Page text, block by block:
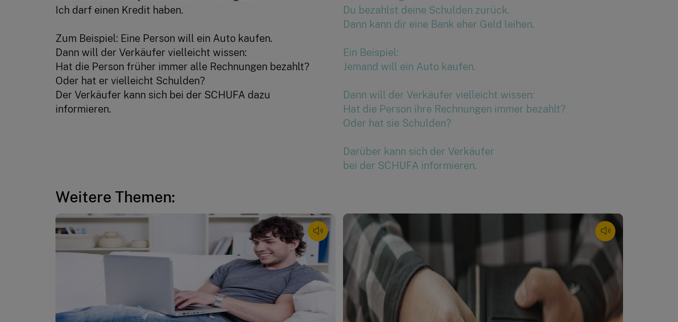
Ich darf einen Kredit haben.
Zum Beispiel: Eine Person will ein Auto kaufen.
Dann will der Verkäufer vielleicht wissen:
Hat die Person früher immer alle Rechnungen bezahlt?
Oder hat er vielleicht Schulden?
Der Verkäufer kann sich bei der SCHUFA dazu
informieren.
Du bezahlst deine Schulden zurück.
Dann kann dir eine Bank eher Geld leihen.
Ein Beispiel:
Jemand will ein Auto kaufen.
Dann will der Verkäufer vielleicht wissen:
Hat die Person ihre Rechnungen immer bezahlt?
Oder hat sie Schulden?
Darüber kann sich der Verkäufer
bei der SCHUFA informieren.
Weitere Themen: